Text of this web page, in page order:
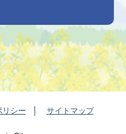
リシー サイトマップ